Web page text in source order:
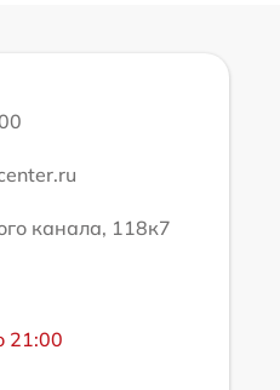
канала, 118к7
21:00